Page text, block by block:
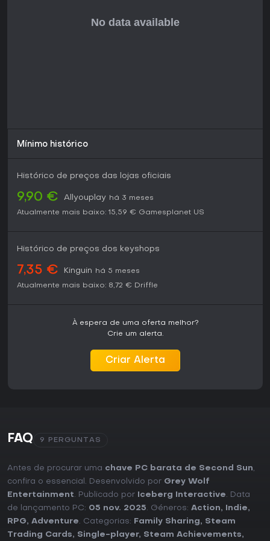
e topa uma aventura solo, o jogo oferece ótimo custo-
Mínimo histórico
Histórico de preços das lojas oficiais
9,90 € Allyouplay há 3 meses
Atualmente mais baixo: 15,59 € Gamesplanet US
Histórico de preços dos keyshops
7,35 € Kinguin
há 5 meses
Atualmente mais baixo: 8,72 € Driffle
À espera de uma oferta melhor?
Crie um alerta.
Criar Alerta
FAQ 9 PERGUNTAS
Antes de procurar uma chave PC barata de Second Sun,
confira o essencial. Desenvolvido por Grey Wolf
Entertainment. Publicado por Iceberg Interactive. Data
de lançamento PC: 05 nov. 2025. Géneros: Action, Indie,
RPG, Adventure. Categorias: Family Sharing, Steam
Trading Cards, Single-player, Steam Achievements,